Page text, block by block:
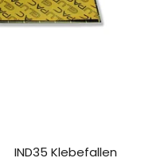
IND35 Klebefallen